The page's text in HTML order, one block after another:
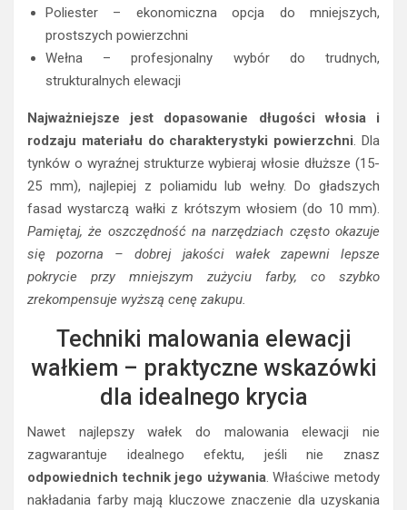
Poliester – ekonomiczna opcja do mniejszych,
prostszych powierzchni
Wełna – profesjonalny wybór do trudnych,
strukturalnych elewacji
Najważniejsze jest dopasowanie długości włosia i
rodzaju materiału do charakterystyki powierzchni. Dla
tynków o wyraźnej strukturze wybieraj włosie dłuższe (15-
25 mm), najlepiej z poliamidu lub wełny. Do gładszych
fasad wystarczą wałki z krótszym włosiem (do 10 mm).
Pamiętaj, że oszczędność na narzędziach często okazuje
się pozorna – dobrej jakości wałek zapewni lepsze
pokrycie przy mniejszym zużyciu farby, co szybko
zrekompensuje wyższą cenę zakupu.
Techniki malowania elewacji
wałkiem – praktyczne wskazówki
dla idealnego krycia
Nawet najlepszy wałek do malowania elewacji nie
zagwarantuje idealnego efektu, jeśli nie znasz
odpowiednich technik jego używania. Właściwe metody
nakładania farby mają kluczowe znaczenie dla uzyskania